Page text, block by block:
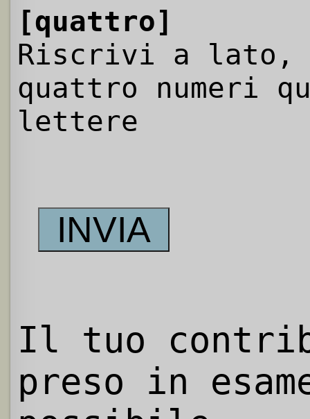
[quattro]
Riscrivi a
quattro numeri
lettere
Il tuo
preso in